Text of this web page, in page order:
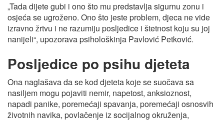
„Tada dijete gubi i ono što mu predstavlja sigurnu zonu i
osjeća se ugroženo. Ono što jeste problem, djeca ne vide
izravno žrtvu i ne razumiju posljedice i štetnost koju su joj
nanijeli“, upozorava psihološkinja Pavlović Petković.
Posljedice po psihu djeteta
Ona naglašava da se kod djeteta koje se suočava sa
nasiljem mogu pojaviti nemir, napetost, anksioznost,
napadi panike, poremećaji spavanja, poremećaji osnosvih
životnih navika, povlačenje iz socijalnog okruženja,